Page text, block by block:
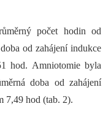
počet hodin od
od zahájení indukce
hod. Amniotomie byla
doba od zahájení
7,49 hod (tab. 2).